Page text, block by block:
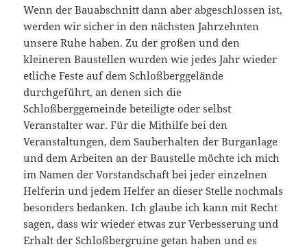
Wenn der Bauabschnitt dann aber abgeschlossen ist,
werden wir sicher in den nächsten Jahrzehnten
unsere Ruhe haben. Zu der großen und den
kleineren Baustellen wurden wie jedes Jahr wieder
etliche Feste auf dem Schloßberggelände
durchgeführt, an denen sich die
Schloßberggemeinde beteiligte oder selbst
Veranstalter war. Für die Mithilfe bei den
Veranstaltungen, dem Sauberhalten der Burganlage
und dem Arbeiten an der Baustelle möchte ich mich
im Namen der Vorstandschaft bei jeder einzelnen
Helferin und jedem Helfer an dieser Stelle nochmals
besonders bedanken. Ich glaube ich kann mit Recht
sagen, dass wir wieder etwas zur Verbesserung und
Erhalt der Schloßbergruine getan haben und es